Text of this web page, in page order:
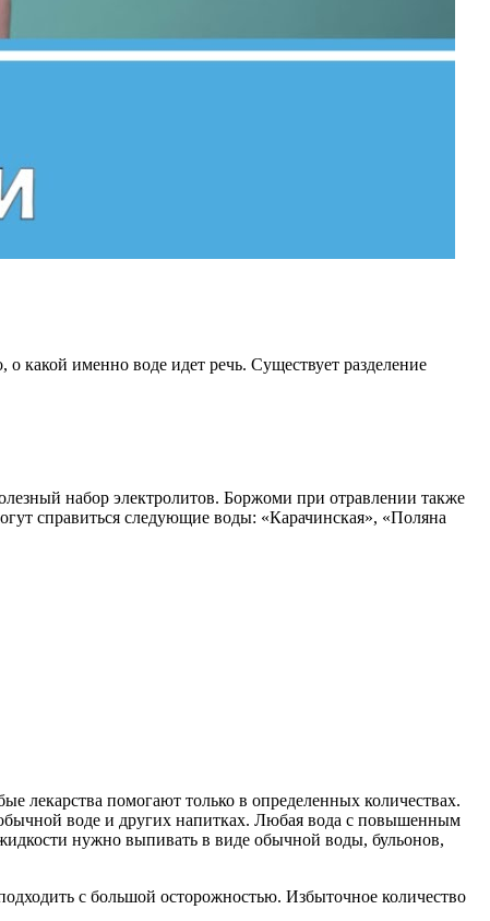
какой именно воде идет речь. Существует разделение
набор электролитов. Боржоми при отравлении также
справиться следующие воды: «Карачинская», «Поляна
помогают только в определенных количествах.
воде и других напитках. Любая вода с повышенным
нужно выпивать в виде обычной воды, бульонов,
с большой осторожностью. Избыточное количество